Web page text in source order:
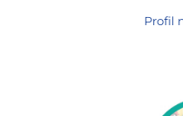
Profil